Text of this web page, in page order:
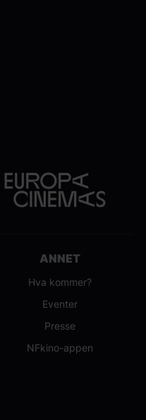
ANNET
Hva kommer?
Eventer
Presse
NFkino-appen